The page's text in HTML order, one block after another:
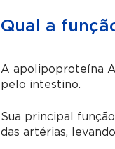
Qual a
A apolipoproteína
pelo intestino.
Sua principal
das artérias,